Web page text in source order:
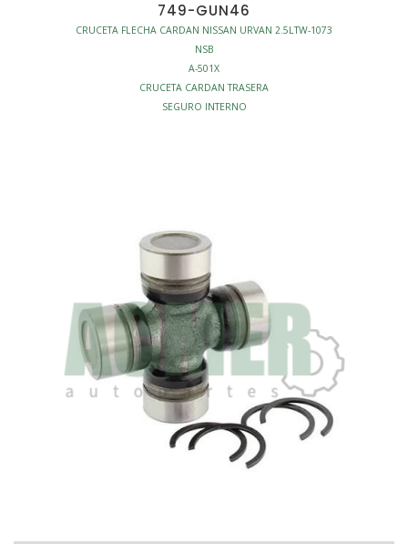
749-GUN46
CRUCETA FLECHA CARDAN NISSAN URVAN 2.5LTW-1073
NSB
A-501X
CRUCETA CARDAN TRASERA
SEGURO INTERNO